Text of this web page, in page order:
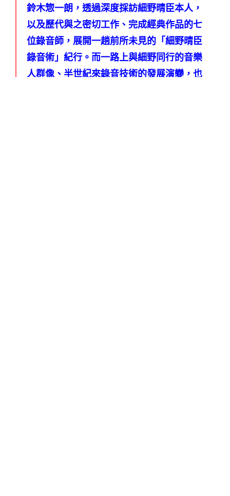
鈴木惣一朗，透過深度採訪細野晴臣本人，
以及歷代與之密切工作、完成經典作品的七
位錄音師，展開一趟前所未見的「細野晴臣
錄音術」紀行。而一路上與細野同行的音樂
人群像、半世紀來錄音技術的發展演變，也